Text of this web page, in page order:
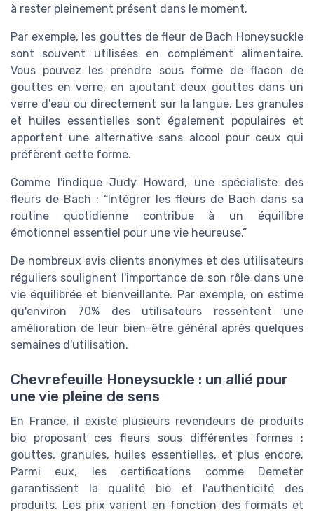
à rester pleinement présent dans le moment.
Par exemple, les gouttes de fleur de Bach Honeysuckle
sont souvent utilisées en complément alimentaire.
Vous pouvez les prendre sous forme de flacon de
gouttes en verre, en ajoutant deux gouttes dans un
verre d'eau ou directement sur la langue. Les granules
et huiles essentielles sont également populaires et
apportent une alternative sans alcool pour ceux qui
préfèrent cette forme.
Comme l'indique Judy Howard, une spécialiste des
fleurs de Bach : “Intégrer les fleurs de Bach dans sa
routine quotidienne contribue à un équilibre
émotionnel essentiel pour une vie heureuse.”
De nombreux avis clients anonymes et des utilisateurs
réguliers soulignent l'importance de son rôle dans une
vie équilibrée et bienveillante. Par exemple, on estime
qu'environ 70% des utilisateurs ressentent une
amélioration de leur bien-être général après quelques
semaines d'utilisation.
Chevrefeuille Honeysuckle : un allié pour
une vie pleine de sens
En France, il existe plusieurs revendeurs de produits
bio proposant ces fleurs sous différentes formes :
gouttes, granules, huiles essentielles, et plus encore.
Parmi eux, les certifications comme Demeter
garantissent la qualité bio et l'authenticité des
produits. Les prix varient en fonction des formats et